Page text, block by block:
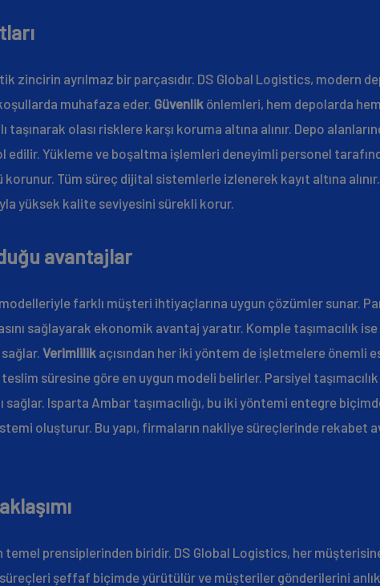
zincirin ayrılmaz bir parçasıdır. DS Global Logistics, modern
muhafaza eder. Güvenlik önlemleri, hem depolarda
olası risklere karşı koruma altına alınır. Depo
edilir. Yükleme ve boşaltma işlemleri deneyimli personel
Tüm süreç dijital sistemlerle izlenerek kayıt altına
yüksek kalite seviyesini sürekli korur.
avantajlar
farklı müşteri ihtiyaçlarına uygun çözümler sunar.
sağlayarak ekonomik avantaj yaratır. Komple taşımacılık
sağlar.Verimlilik açısından her iki yöntem de işletmelere önemli
süresine göre en uygun modeli belirler. Parsiyel taşımacılık
Isparta Ambar taşımacılığı, bu iki yöntemi entegre
oluşturur. Bu yapı, firmaların nakliye süreçlerinde rekabet
temel prensiplerinden biridir. DS Global Logistics, her
süreçleri şeffaf biçimde yürütülür ve müşteriler gönderilerini